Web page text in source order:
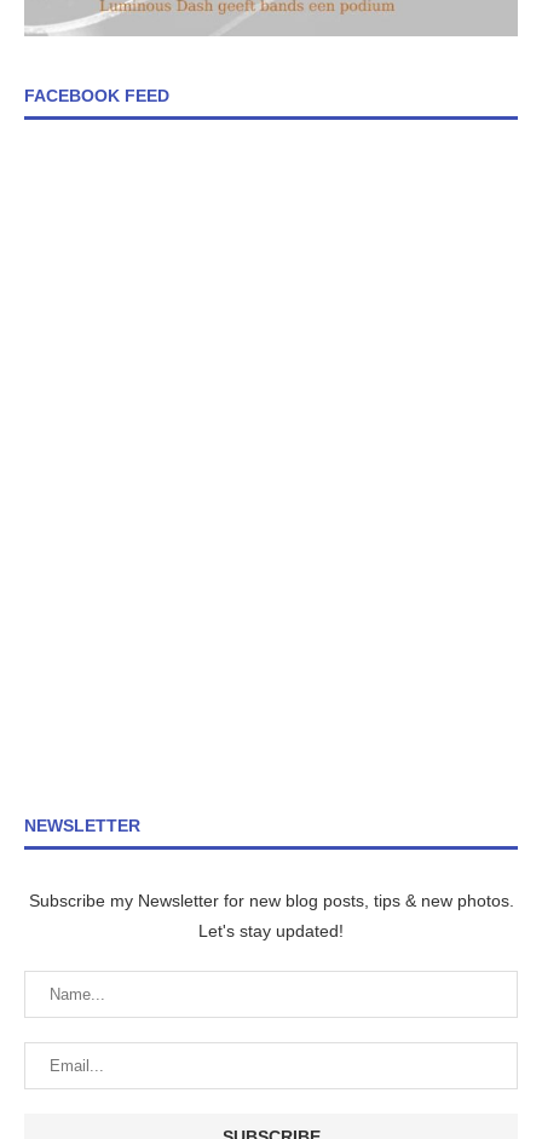
FACEBOOK FEED
NEWSLETTER
Subscribe my Newsletter for new blog posts, tips & new photos.
Let's stay updated!